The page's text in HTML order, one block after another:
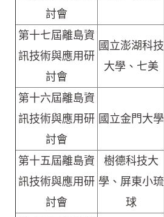
討會
第十七屆離島資
訊技術與應用研
討會
國立澎湖科技
大學、七美
第十六屆離島資
訊技術與應用研
討會
國立金門大學
第十五屆離島資
訊技術與應用研
討會
樹德科技大
學、屏東小琉
球